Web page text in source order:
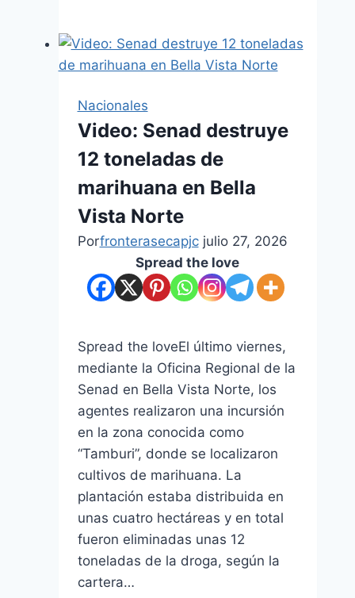
Nacionales
Video: Senad destruye
12 toneladas de
marihuana en Bella
Vista Norte
Porfronterasecapjc julio 27, 2026
Spread the love
Spread the loveEl último viernes,
mediante la Oficina Regional de la
Senad en Bella Vista Norte, los
agentes realizaron una incursión
en la zona conocida como
“Tamburi”, donde se localizaron
cultivos de marihuana. La
plantación estaba distribuida en
unas cuatro hectáreas y en total
fueron eliminadas unas 12
toneladas de la droga, según la
cartera…